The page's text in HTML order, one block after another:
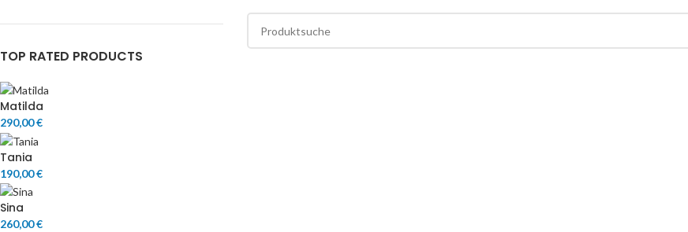
TOP RATED PRODUCTS
Matilda
290,00€
Tania
190,00€
Sina
260,00€